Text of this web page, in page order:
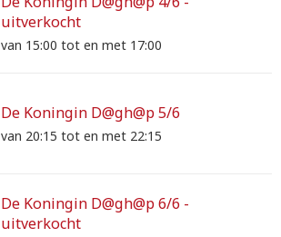
uitverkocht
van 15:00 tot en met 17:00
De Koningin D@gh@p 5/6
van 20:15 tot en met 22:15
De Koningin D@gh@p 6/6 -
uitverkocht